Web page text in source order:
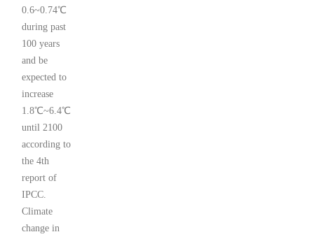
0.6~0.74℃
during past
100 years
and be
expected to
increase
1.8℃~6.4℃
until 2100
according to
the 4th
report of
IPCC.
Climate
change in